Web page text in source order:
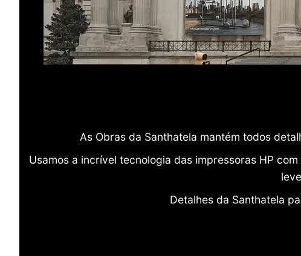
As Obras da Santhatela mantém todos
Usamos a incrível tecnologia das impressoras HP
Detalhes da Santhatela